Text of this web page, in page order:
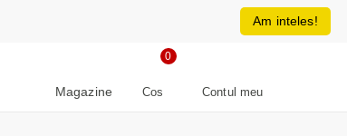
RON
Magazine Cos
0
Contul meu
Am inteles!